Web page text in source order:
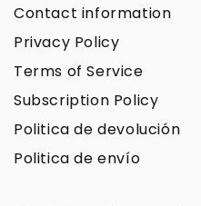
Contact information
Privacy Policy
Terms of Service
Subscription Policy
Politica de devolución
Politica de envío